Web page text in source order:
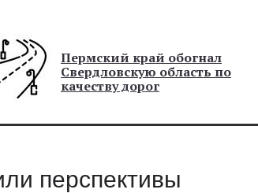
Пермский край обогнал
Свердловскую область по
качеству дорог
перспективы